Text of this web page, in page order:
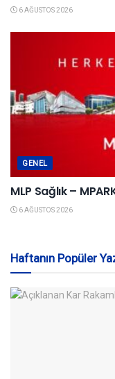
6 AĞUSTOS 2026
GENEL
MLP Sağlık –
6 AĞUSTOS 2026
Haftanın Popüler